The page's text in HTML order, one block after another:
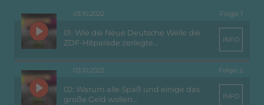
03.10.2022 Folge 1
01: Wie die Neue Deutsche Welle die
ZDF-Hitparade zerlegte...
INFO
03.10.2022 Folge 2
02: Warum alle Spaß und einige das
große Geld wollen...
INFO